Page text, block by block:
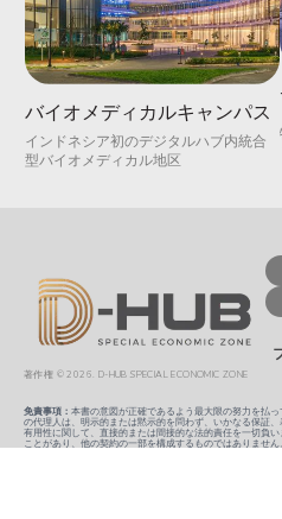
バイオメディカルキャンパス
インドネシア初のデジタルハブ内統合
型バイオメディカル地区
著作権 © 2026. D-HUB SPECIAL ECONOMIC ZONE
免責事項： 本書の意図が正確であるよう最大限の努力を払
の代理人は、明示的または黙示的を問わず、いかなる保証
有用性に関して、直接的または間接的な法的責任を一切負
ことがあり、他の契約の一部を構成するものではありませ